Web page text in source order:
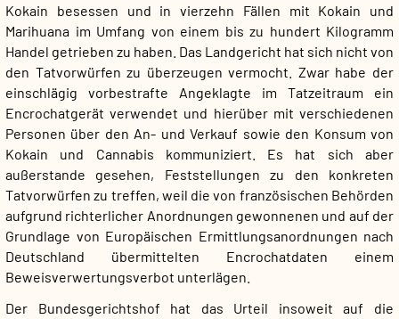
Kokain besessen und in vierzehn Fällen mit Kokain und
Marihuana im Umfang von einem bis zu hundert Kilogramm
Handel getrieben zu haben. Das Landgericht hat sich nicht von
den Tatvorwürfen zu überzeugen vermocht. Zwar habe der
einschlägig vorbestrafte Angeklagte im Tatzeitraum ein
Encrochatgerät verwendet und hierüber mit verschiedenen
Personen über den An- und Verkauf sowie den Konsum von
Kokain und Cannabis kommuniziert. Es hat sich aber
außerstande gesehen, Feststellungen zu den konkreten
Tatvorwürfen zu treffen, weil die von französischen Behörden
aufgrund richterlicher Anordnungen gewonnenen und auf der
Grundlage von Europäischen Ermittlungsanordnungen nach
Deutschland übermittelten Encrochatdaten einem
Beweisverwertungsverbot unterlägen.
Der Bundesgerichtshof hat das Urteil insoweit auf die